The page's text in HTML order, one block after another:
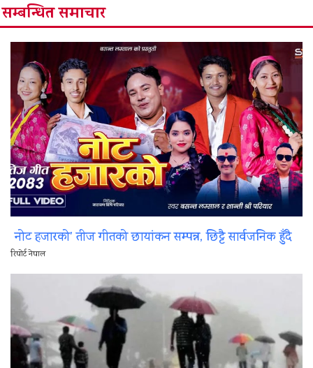
सम्बन्धित समाचार
नोट हजारको’ तीज गीतको छायांकन सम्पन्न, छिट्टै सार्वजनिक हुँदै
रिपोर्ट नेपाल